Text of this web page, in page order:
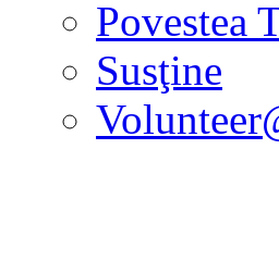
Povestea
Susţine